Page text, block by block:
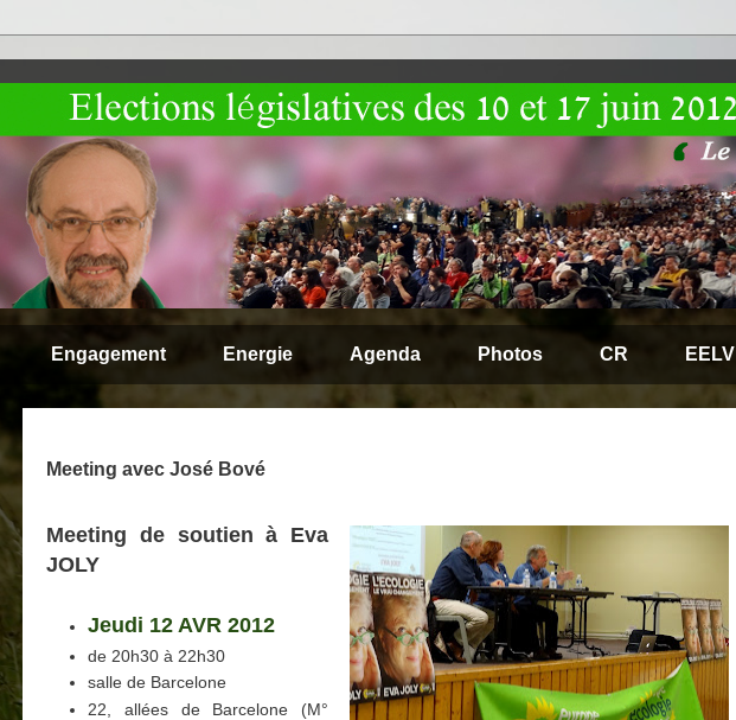
Engagement Energie Agenda Photos CR EELV
Meeting avec José Bové
Meeting de soutien à Eva
JOLY
Jeudi 12 AVR 2012
de 20h30 à 22h30
salle de Barcelone
22, allées de Barcelone (M°